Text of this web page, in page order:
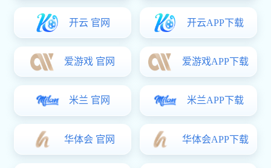
静音传动
车间降噪，设备先行，狗子28驱动鼎力相助。
主动降噪，狗子28 身先力行。
狗子28驱动，驱动着新中式起重机的未来。